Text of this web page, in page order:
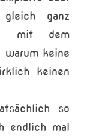
ganz
mit dem
warum keine
keinen
so
endlich mal